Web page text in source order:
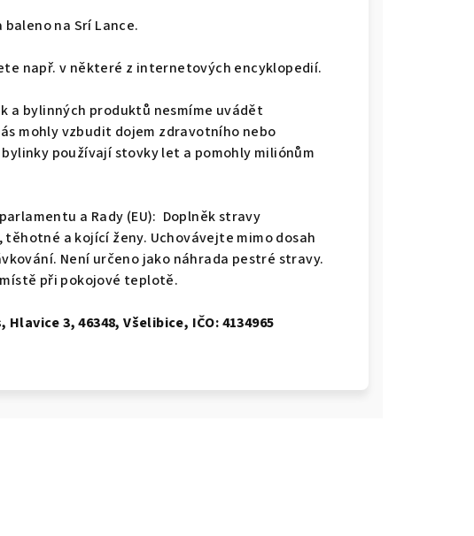
baleno na Srí Lance.
např. v některé z internetových encyklopedií.
a bylinných produktů nesmíme uvádět
mohly vzbudit dojem zdravotního nebo
používají stovky let a pomohly miliónům
a Rady (EU): Doplněk stravy
těhotné a kojící ženy. Uchovávejte mimo dosah
Není určeno jako náhrada pestré stravy.
při pokojové teplotě.
3, 46348, Všelibice, IČO: 4134965